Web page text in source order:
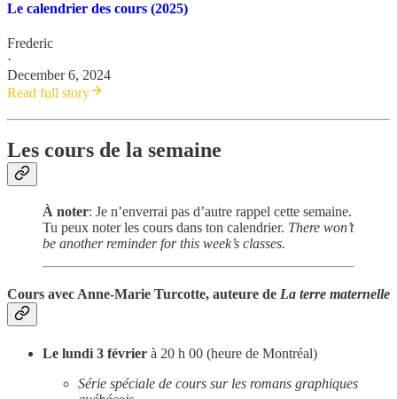
Le calendrier des cours (2025)
Frederic
·
December 6, 2024
Read full story
Les cours de la semaine
À noter: Je n’enverrai pas d’autre rappel cette semaine.
Tu peux noter les cours dans ton calendrier. There won’t
be another reminder for this week’s classes.
Cours avec Anne-Marie Turcotte, auteure de La terre maternelle
Le lundi 3 février à 20 h 00 (heure de Montréal)
Série spéciale de cours sur les romans graphiques